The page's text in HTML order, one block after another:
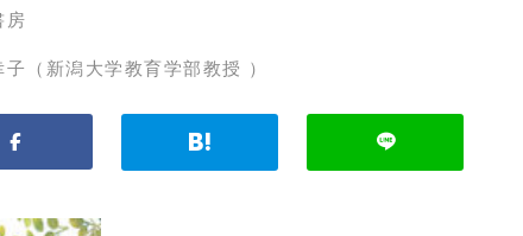
房
子（新潟大学教育学部教授 ）